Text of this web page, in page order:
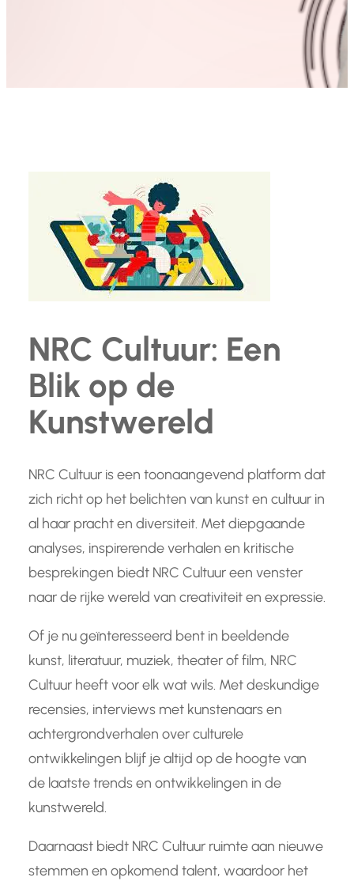
NRC Cultuur: Een
Blik op de
Kunstwereld
NRC Cultuur is een toonaangevend platform dat
zich richt op het belichten van kunst en cultuur in
al haar pracht en diversiteit. Met diepgaande
analyses, inspirerende verhalen en kritische
besprekingen biedt NRC Cultuur een venster
naar de rijke wereld van creativiteit en expressie.
Of je nu geïnteresseerd bent in beeldende
kunst, literatuur, muziek, theater of film, NRC
Cultuur heeft voor elk wat wils. Met deskundige
recensies, interviews met kunstenaars en
achtergrondverhalen over culturele
ontwikkelingen blijf je altijd op de hoogte van
de laatste trends en ontwikkelingen in de
kunstwereld.
Daarnaast biedt NRC Cultuur ruimte aan nieuwe
stemmen en opkomend talent, waardoor het